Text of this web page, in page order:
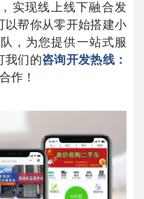
实现线上线下融合发
以帮你从零开始搭建小
，为您提供一站式服
我们的咨询开发热线：
作！